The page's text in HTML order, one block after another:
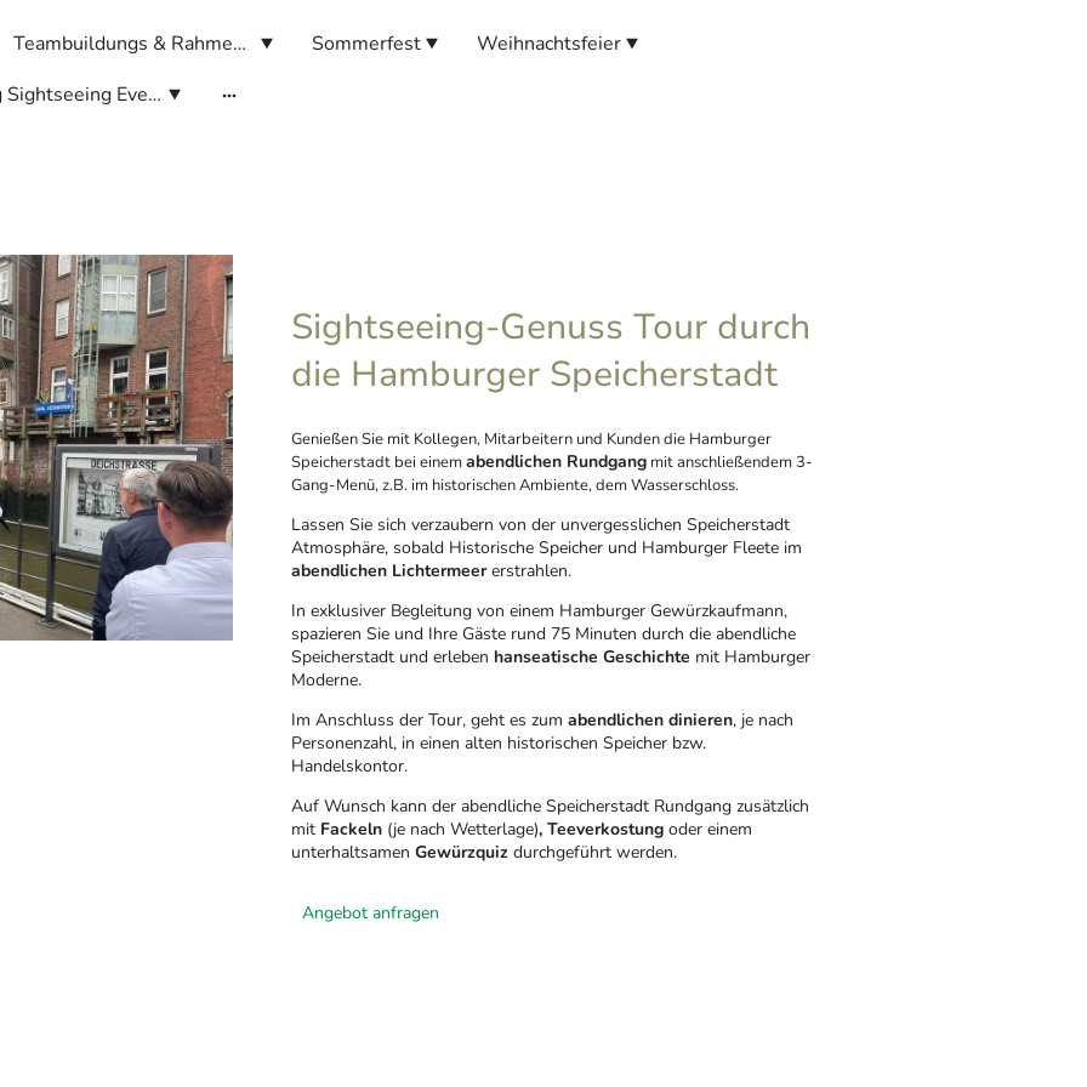
Teambuildungs & Rahmenprogramme Sommerfest
Weihnachtsfeier
Hamburg Sightseeing Events
Sightseeing-Genuss Tour durch
die Hamburger Speicherstadt
Genießen Sie mit Kollegen, Mitarbeitern und Kunden die Hamburger
Speicherstadt bei einemabendlichen Rundgang mit anschließendem 3-
Gang-Menü, z.B. im historischen Ambiente, dem Wasserschloss.
Lassen Sie sich verzaubern von der unvergesslichen Speicherstadt
Atmosphäre, sobald Historische Speicher und Hamburger Fleete im
abendlichen Lichtermeererstrahlen.
In exklusiver Begleitung von einem Hamburger Gewürzkaufmann,
spazieren Sie und Ihre Gäste rund 75 Minuten durch die abendliche
Speicherstadt und erleben hanseatische Geschichte mit Hamburger
Moderne.
Im Anschluss der Tour, geht es zum abendlichen dinieren, je nach
Personenzahl, in einen alten historischen Speicher bzw.
Handelskontor.
Auf Wunsch kann der abendliche Speicherstadt Rundgang zusätzlich
mit Fackeln (je nach Wetterlage), Teeverkostung oder einem
unterhaltsamen Gewürzquiz durchgeführt werden.
Angebot anfragen